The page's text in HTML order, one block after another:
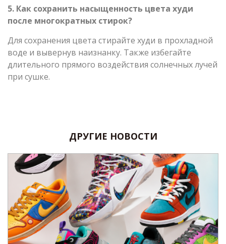
5. Как сохранить насыщенность цвета худи
после многократных стирок?
Для сохранения цвета стирайте худи в прохладной
воде и вывернув наизнанку. Также избегайте
длительного прямого воздействия солнечных лучей
при сушке.
ДРУГИЕ НОВОСТИ